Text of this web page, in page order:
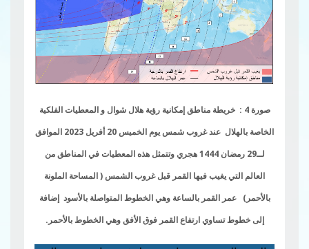
صورة 4 : خريطة مناطق إمكانية رؤية هلال شوال و المعطيات الفلكية
الخاصة بالهلال عند غروب شمس يوم الخميس 20 أفريل 2023 الموافق
لــ29 رمضان 1444 هجري وتتمثل هذه المعطيات في المناطق من
العالم التي يغيب فيها القمر قبل غروب الشمس ( المساحة الملونة
بالأحمر) عمر القمر بالساعة وهي الخطوط المتواصلة بالأسود إضافة
إلى خطوط تساوي ارتفاع القمر فوق الأفق وهي الخطوط بالأحمر.